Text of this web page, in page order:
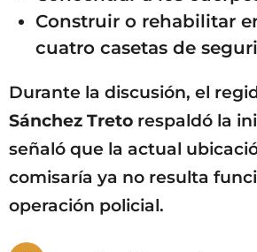
Construir o rehabilitar
cuatro casetas de
Durante la discusión, el
Sánchez Treto respaldó la
señaló que la actual
comisaría ya no resulta
operación policial.